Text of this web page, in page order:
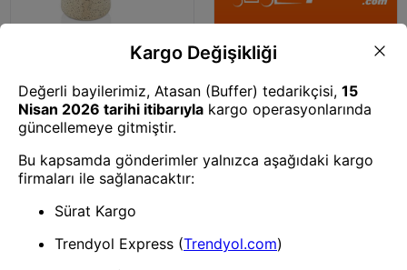
Cezve
Ews Krem Orta Cezve-12685
Cezve
Fms Cezve No:2